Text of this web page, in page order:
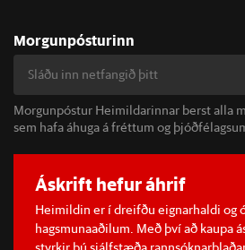
Morgunpósturinn
Morgunpóstur Heimildarinnar berst alla
sem hafa áhuga á fréttum og
Áskrift hefur áhrif
Heimildin er í dreifðu eignarhaldi og
hagsmunaaðilum. Með því að kaupa